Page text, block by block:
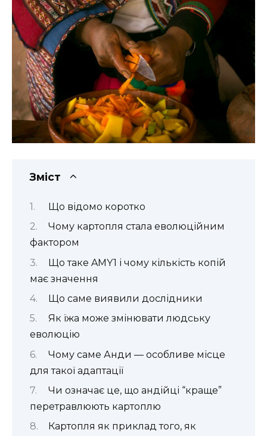
Зміст
Що відомо коротко
Чому картопля стала еволюційним
фактором
Що таке AMY1 і чому кількість копій
має значення
Що саме виявили дослідники
Як їжа може змінювати людську
еволюцію
Чому саме Анди — особливе місце
для такої адаптації
Чи означає це, що андійці “краще”
перетравлюють картоплю
Картопля як приклад того, як